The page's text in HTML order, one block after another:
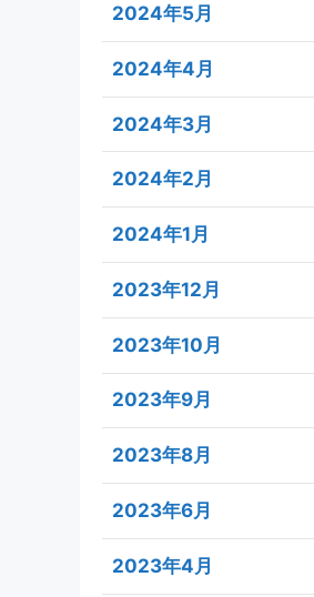
2024年5月
2024年4月
2024年3月
2024年2月
2024年1月
2023年12月
2023年10月
2023年9月
2023年8月
2023年6月
2023年4月